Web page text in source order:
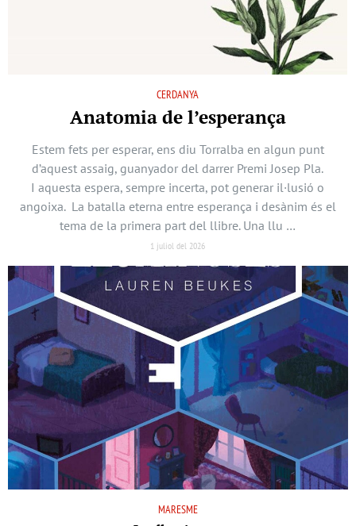
CERDANYA
Anatomia de l’esperança
Estem fets per esperar, ens diu Torralba en algun punt
d’aquest assaig, guanyador del darrer Premi Josep Pla.
I aquesta espera, sempre incerta, pot generar il·lusió o
angoixa. La batalla eterna entre esperança i desànim és el
tema de la primera part del llibre. Una llu …
1 juliol del 2026
MARESME